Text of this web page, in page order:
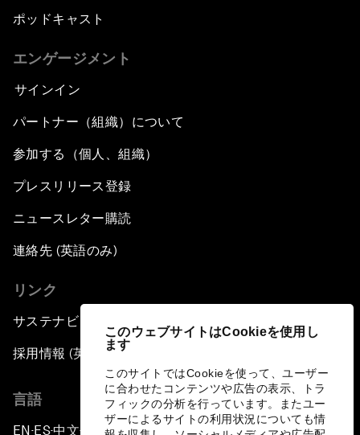
このウェブサイトはCookieを使用し
ます
このサイトではCookieを使って、ユーザー
に合わせたコンテンツや広告の表示、トラ
フィックの分析を行っています。またユー
ザーによるサイトの利用状況についても情
ポッドキャスト
エンゲージメント
サインイン
パートナー（組織）について
参加する（個人、組織）
プレスリリース登録
ニュースレター購読
連絡先 (英語のみ)
リンク
サステナビリティへの取り組み
採用情報 (英語のみ)
言語
EN ▪ES▪中文▪ 日本語